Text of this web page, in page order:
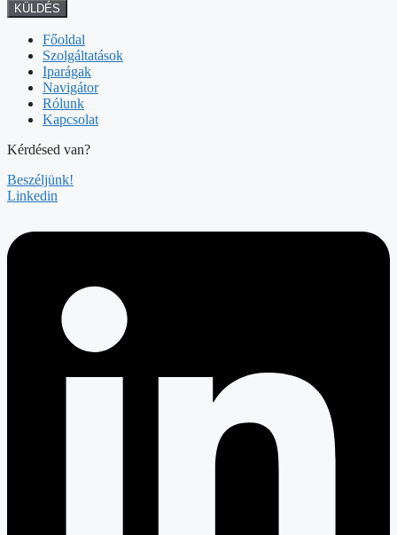
KÜLDÉS
Főoldal
Szolgáltatások
Iparágak
Navigátor
Rólunk
Kapcsolat
Kérdésed van?
Beszéljünk!
Linkedin